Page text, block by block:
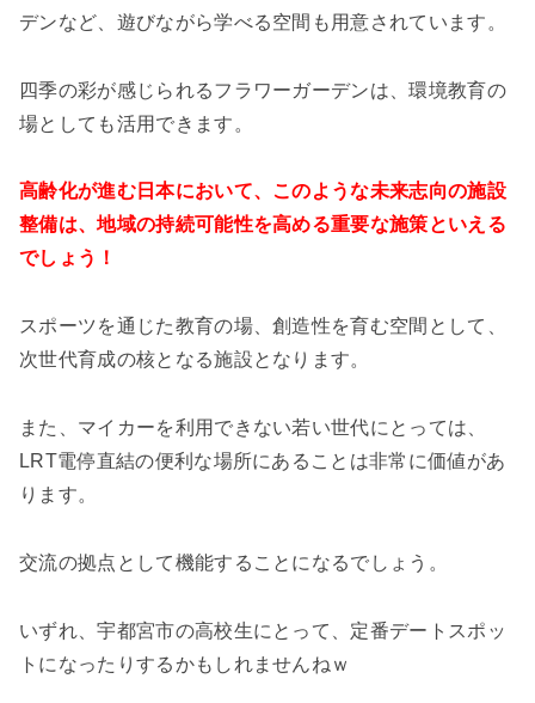
デンなど、遊びながら学べる空間も用意されています。
四季の彩が感じられるフラワーガーデンは、環境教育の
場としても活用できます。
高齢化が進む日本において、このような未来志向の施設
整備は、地域の持続可能性を高める重要な施策といえる
でしょう！
スポーツを通じた教育の場、創造性を育む空間として、
次世代育成の核となる施設となります。
また、マイカーを利用できない若い世代にとっては、
LRT電停直結の便利な場所にあることは非常に価値があ
ります。
交流の拠点として機能することになるでしょう。
いずれ、宇都宮市の高校生にとって、定番デートスポッ
トになったりするかもしれませんねｗ